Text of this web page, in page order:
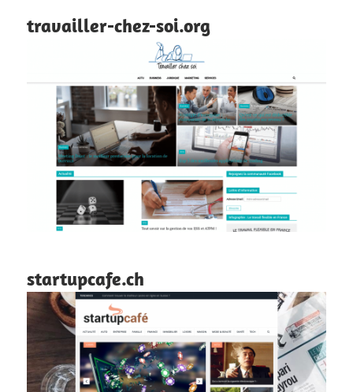
travailler-chez-soi.org
startupcafe.ch